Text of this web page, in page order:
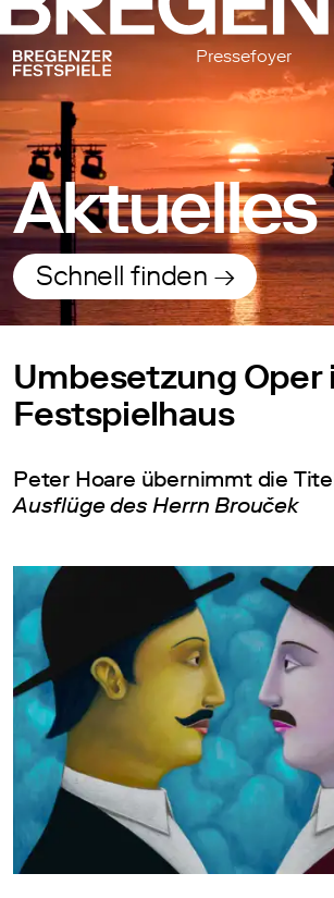
Pressefoyer
Aktuelles
Schnell finden →
Umbesetzung Oper
Festspielhaus
Peter Hoare übernimmt die
Ausflüge des Herrn Brouček